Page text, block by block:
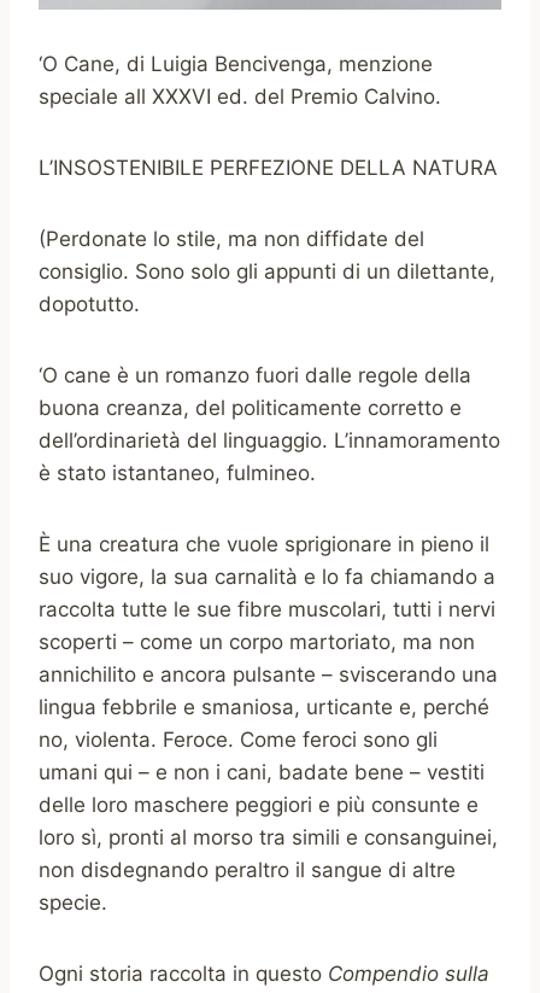
‘O Cane, di Luigia Bencivenga, menzione
speciale all XXXVI ed. del Premio Calvino.
L’INSOSTENIBILE PERFEZIONE DELLA NATURA
(Perdonate lo stile, ma non diffidate del
consiglio. Sono solo gli appunti di un dilettante,
dopotutto.
‘O cane è un romanzo fuori dalle regole della
buona creanza, del politicamente corretto e
dell’ordinarietà del linguaggio. L’innamoramento
è stato istantaneo, fulmineo.
È una creatura che vuole sprigionare in pieno il
suo vigore, la sua carnalità e lo fa chiamando a
raccolta tutte le sue fibre muscolari, tutti i nervi
scoperti – come un corpo martoriato, ma non
annichilito e ancora pulsante – sviscerando una
lingua febbrile e smaniosa, urticante e, perché
no, violenta. Feroce. Come feroci sono gli
umani qui – e non i cani, badate bene – vestiti
delle loro maschere peggiori e più consunte e
loro sì, pronti al morso tra simili e consanguinei,
non disdegnando peraltro il sangue di altre
specie.
Ogni storia raccolta in questo Compendio sulla